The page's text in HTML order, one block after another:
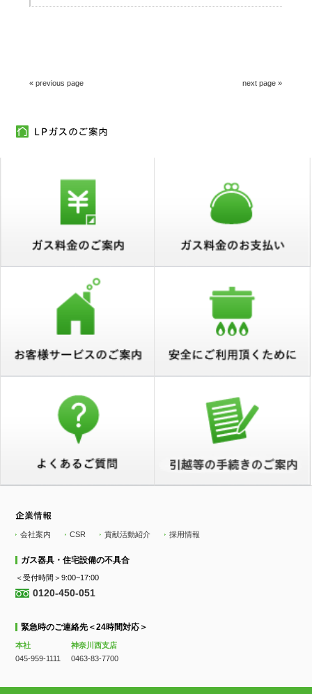
« previous page next page »
会社案内 CSR 貢献活動紹介 採用情報
ガス器具・住宅設備の不具合
＜受付時間＞9:00~17:00
0120-450-051
緊急時のご連絡先＜24時間対応＞
本社
045-959-1111
神奈川西支店
0463-83-7700